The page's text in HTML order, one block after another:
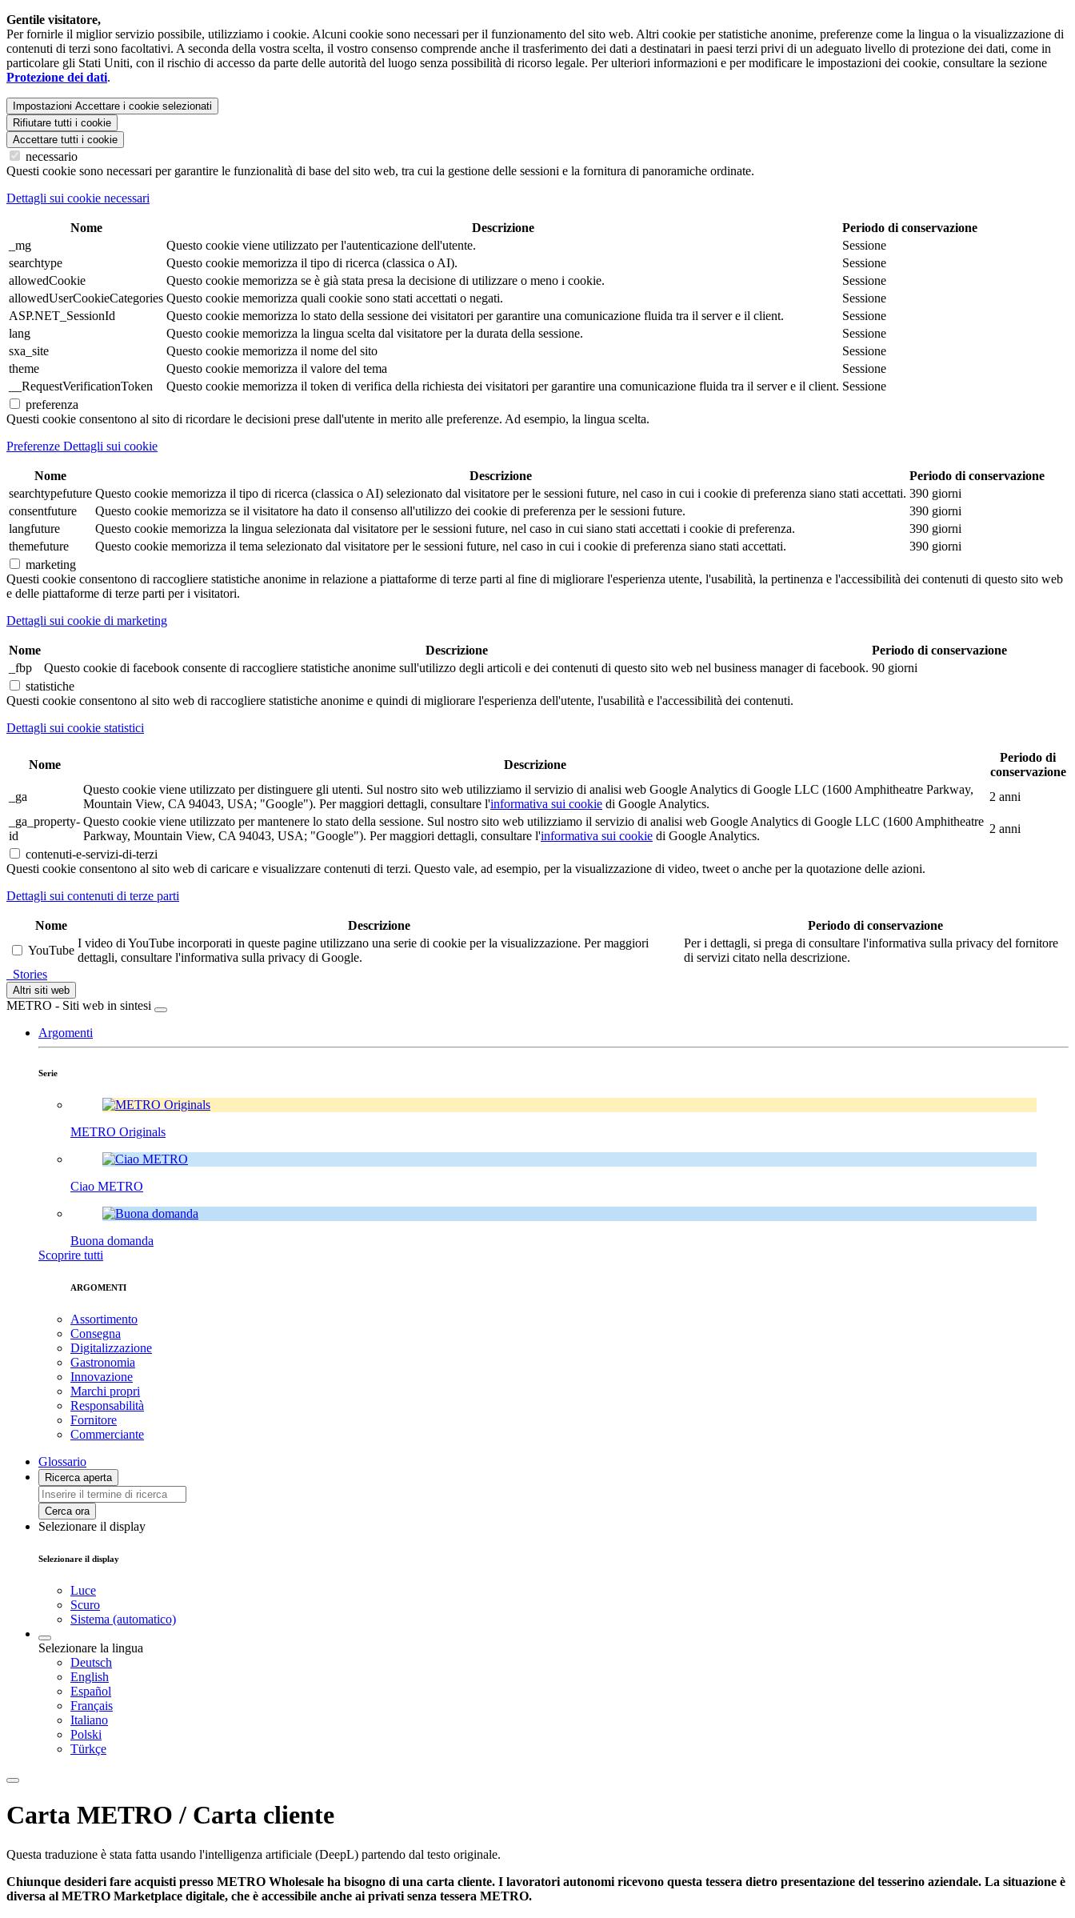
Gentile visitatore,
Per fornirle il miglior servizio possibile, utilizziamo i cookie. Alcuni cookie sono necessari per il funzionamento del sito web. Altri cookie per statistiche anonime, preferenze come la lingua o la visualizzazione di
contenuti di terzi sono facoltativi. A seconda della vostra scelta, il vostro consenso comprende anche il trasferimento dei dati a destinatari in paesi terzi privi di un adeguato livello di protezione dei dati, come in
particolare gli Stati Uniti, con il rischio di accesso da parte delle autorità del luogo senza possibilità di ricorso legale. Per ulteriori informazioni e per modificare le impostazioni dei cookie, consultare la sezione
Protezione dei dati.
Impostazioni Accettare i cookie selezionati
Rifiutare tutti i cookie
Accettare tutti i cookie
necessario
Questi cookie sono necessari per garantire le funzionalità di base del sito web, tra cui la gestione delle sessioni e la fornitura di panoramiche ordinate.
Dettagli sui cookie necessari
Nome Descrizione
Periodo di conservazione
_mg
Questo cookie viene utilizzato per l'autenticazione dell'utente.
Sessione
searchtype
Questo cookie memorizza il tipo di ricerca (classica o AI).
Sessione
allowedCookie
Questo cookie memorizza se è già stata presa la decisione di utilizzare o meno i cookie.
Sessione
allowedUserCookieCategories Questo cookie memorizza quali cookie sono stati accettati o negati.
Sessione
ASP.NET_SessionId
Questo cookie memorizza lo stato della sessione dei visitatori per garantire una comunicazione fluida tra il server e il client.
Sessione
lang
Questo cookie memorizza la lingua scelta dal visitatore per la durata della sessione.
Sessione
sxa_site
Questo cookie memorizza il nome del sito
Sessione
theme
Questo cookie memorizza il valore del tema
Sessione
__RequestVerificationToken
Questo cookie memorizza il token di verifica della richiesta dei visitatori per garantire una comunicazione fluida tra il server e il client. Sessione
preferenza
Questi cookie consentono al sito di ricordare le decisioni prese dall'utente in merito alle preferenze. Ad esempio, la lingua scelta.
Preferenze Dettagli sui cookie
Nome Descrizione
Periodo di conservazione
searchtypefuture Questo cookie memorizza il tipo di ricerca (classica o AI) selezionato dal visitatore per le sessioni future, nel caso in cui i cookie di preferenza siano stati accettati. 390 giorni
consentfuture
Questo cookie memorizza se il visitatore ha dato il consenso all'utilizzo dei cookie di preferenza per le sessioni future.
390 giorni
langfuture
Questo cookie memorizza la lingua selezionata dal visitatore per le sessioni future, nel caso in cui siano stati accettati i cookie di preferenza.
390 giorni
themefuture
Questo cookie memorizza il tema selezionato dal visitatore per le sessioni future, nel caso in cui i cookie di preferenza siano stati accettati.
390 giorni
marketing
Questi cookie consentono di raccogliere statistiche anonime in relazione a piattaforme di terze parti al fine di migliorare l'esperienza utente, l'usabilità, la pertinenza e l'accessibilità dei contenuti di questo sito web
e delle piattaforme di terze parti per i visitatori.
Dettagli sui cookie di marketing
Nome Descrizione
Periodo di conservazione
_fbp
Questo cookie di facebook consente di raccogliere statistiche anonime sull'utilizzo degli articoli e dei contenuti di questo sito web nel business manager di facebook. 90 giorni
statistiche
Questi cookie consentono al sito web di raccogliere statistiche anonime e quindi di migliorare l'esperienza dell'utente, l'usabilità e l'accessibilità dei contenuti.
Dettagli sui cookie statistici
Nome Descrizione
Periodo di
conservazione
_ga
Questo cookie viene utilizzato per distinguere gli utenti. Sul nostro sito web utilizziamo il servizio di analisi web Google Analytics di Google LLC (1600 Amphitheatre Parkway,
Mountain View, CA 94043, USA; "Google"). Per maggiori dettagli, consultare l'informativa sui cookie di Google Analytics.
2 anni
_ga_property-
id
Questo cookie viene utilizzato per mantenere lo stato della sessione. Sul nostro sito web utilizziamo il servizio di analisi web Google Analytics di Google LLC (1600 Amphitheatre
Parkway, Mountain View, CA 94043, USA; "Google"). Per maggiori dettagli, consultare l'informativa sui cookie di Google Analytics.
2 anni
contenuti-e-servizi-di-terzi
Questi cookie consentono al sito web di caricare e visualizzare contenuti di terzi. Questo vale, ad esempio, per la visualizzazione di video, tweet o anche per la quotazione delle azioni.
Dettagli sui contenuti di terze parti
Nome Descrizione
Periodo di conservazione
YouTube
I video di YouTube incorporati in queste pagine utilizzano una serie di cookie per la visualizzazione. Per maggiori
dettagli, consultare l'informativa sulla privacy di Google.
Per i dettagli, si prega di consultare l'informativa sulla privacy del fornitore
di servizi citato nella descrizione.
Stories
Altri siti web
METRO - Siti web in sintesi
Argomenti
Serie
METRO Originals
Ciao METRO
Buona domanda
Scoprire tutti
ARGOMENTI
Assortimento
Consegna
Digitalizzazione
Gastronomia
Innovazione
Marchi propri
Responsabilità
Fornitore
Commerciante
Glossario
Ricerca aperta
Cerca ora
Selezionare il display
Selezionare il display
Luce
Scuro
Sistema (automatico)
Selezionare la lingua
Deutsch
English
Español
Français
Italiano
Polski
Türkçe
Carta METRO / Carta cliente
Questa traduzione è stata fatta usando l'intelligenza artificiale (DeepL) partendo dal testo originale.
Chiunque desideri fare acquisti presso METRO Wholesale ha bisogno di una carta cliente. I lavoratori autonomi ricevono questa tessera dietro presentazione del tesserino aziendale. La situazione è
diversa al METRO Marketplace digitale, che è accessibile anche ai privati senza tessera METRO.